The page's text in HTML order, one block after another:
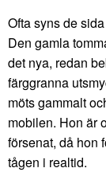
Ofta syns de
Den gamla
det nya, redan
färggranna
möts gammalt
mobilen. Hon är
försenat, då hon
tågen i realtid.